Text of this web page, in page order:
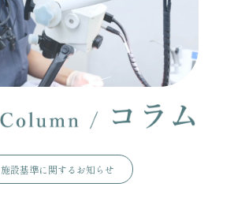
施設基準に関するお知らせ